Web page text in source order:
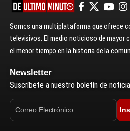
Somos una multiplataforma que ofrece
televisivos. El medio noticioso de mayor
el menor tiempo en la historia de la
Newsletter
Suscríbete a nuestro boletín de